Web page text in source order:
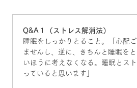
Q&A１（ストレス解消法）
睡眠をしっかりとること。「心配
ませんし、逆に、きちんと睡眠を
いほうに考えなくなる。睡眠とス
っていると思います」